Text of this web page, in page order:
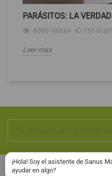
PARÁSITOS: LA
8060 visitas 135
Leer más
SOBRE NOSOTROS
¡Hola! Soy el asistente de Sanus
ayudar en algo?